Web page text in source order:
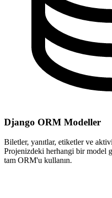
Django ORM Modeller
Biletler, yanıtlar, etiketler ve
Projenizdeki herhangi bir model
tam ORM'u kullanın.